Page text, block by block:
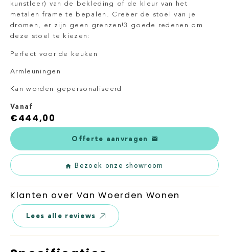
kunstleer) van de bekleding of de kleur van het
metalen frame te bepalen. Creëer de stoel van je
dromen, er zijn geen grenzen!3 goede redenen om
deze stoel te kiezen:
Perfect voor de keuken
Armleuningen
Kan worden gepersonaliseerd
Vanaf
€444,00
Offerte aanvragen
Bezoek onze showroom
Klanten over Van Woerden Wonen
Lees alle reviews